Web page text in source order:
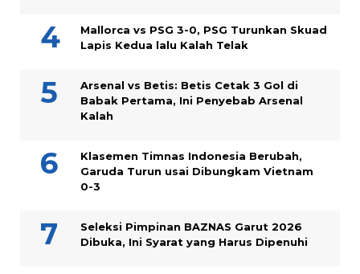
Mallorca vs PSG 3-0, PSG Turunkan Skuad
Lapis Kedua lalu Kalah Telak
Arsenal vs Betis: Betis Cetak 3 Gol di
Babak Pertama, Ini Penyebab Arsenal
Kalah
Klasemen Timnas Indonesia Berubah,
Garuda Turun usai Dibungkam Vietnam
0-3
Seleksi Pimpinan BAZNAS Garut 2026
Dibuka, Ini Syarat yang Harus Dipenuhi